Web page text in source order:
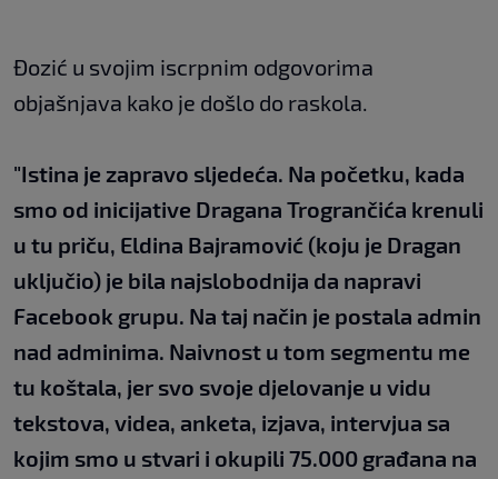
Đozić u svojim iscrpnim odgovorima
objašnjava kako je došlo do raskola.
"Istina je zapravo sljedeća. Na početku, kada
smo od inicijative Dragana Trogrančića krenuli
u tu priču, Eldina Bajramović (koju je Dragan
uključio) je bila najslobodnija da napravi
Facebook grupu. Na taj način je postala admin
nad adminima. Naivnost u tom segmentu me
tu koštala, jer svo svoje djelovanje u vidu
tekstova, videa, anketa, izjava, intervjua sa
kojim smo u stvari i okupili 75.000 građana na